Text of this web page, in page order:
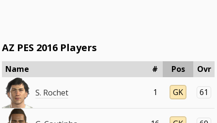
AZ PES 2016 Players
Name # Pos Ovr
S. Rochet 1 GK 61